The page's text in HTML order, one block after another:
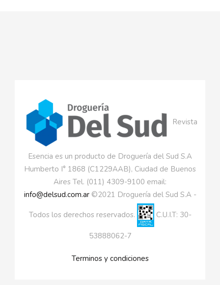
Revista
Esencia es un producto de Droguería del Sud S.A
Humberto I° 1868 (C1229AAB), Ciudad de Buenos
Aires Tel. (011) 4309-9100 email:
info@delsud.com.ar©2021 Droguería del Sud S.A -
Todos los derechos reservados. C.U.I.T: 30-
53888062-7
Terminos y condiciones